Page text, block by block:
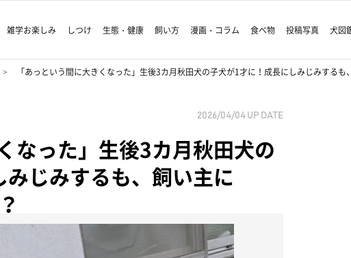
雑学お楽しみ しつけ 生態・健康 飼い方 漫画・コラム 食べ物 投稿写真 犬図
「あっという間に大きくなった」生後3カ月秋田犬の子犬が1才に！成長にしみじみするも
2026/04/04 UP DATE
なった」生後3カ月秋田犬の
じみするも、飼い主に